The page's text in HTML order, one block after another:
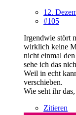
12.
#105
Irgendwie stört
wirklich keine
nicht einmal
sehe ich das
Weil in echt
verschieben.
Wie seht ihr
Zitieren